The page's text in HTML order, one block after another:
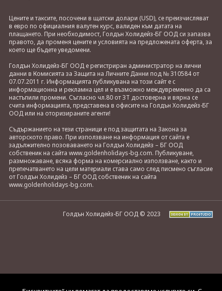
Цените и таксите, посочени в щатски долари (USD), се преизчисляват
в евро по официалния валутен курс, валиден към датата на
плащането. При необходимост, Голдън Холидейз-БГ ООД си запазва
правото, да променя цените и условията на предложената оферта, за
което ще бъдете уведомени.
Голдън Холидейз-БГ ООД е регистриран администратор на лични
данни в Комисията за Защита на Личните Данни под № 310584 от
07.07.2011 г. Информацията публикувана на този сайт е с
информационна и рекламна цел и е възможно междувременно да са
настъпили промени. Съгласно чл.80 от ЗТ достоверна и вярна се
счита информацията, представена в офисите на Голдън Холидейз-БГ
ООД или на оторизираните агенти!
Съдържанието на тези страници е под защитата на Закона за
авторското право. При използване на информация от сайта е
задължително позоваването на Голдън Холидейз – БГ ООД
собственик на сайта www.goldenholidays-bg.com. Публикуване,
размножаване, всяка форма на комерсиално използване, както и
препечатването на цели материали става само след писмено съгласие
от Голдън Холидейз – БГ ООД собственик на сайта
www.goldenholidays-bg.com.
Голдън Холидейз-БГ ООД © 2023